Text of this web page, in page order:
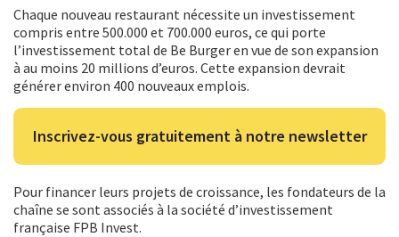
Chaque nouveau restaurant nécessite un investissement
compris entre 500.000 et 700.000 euros, ce qui porte
l’investissement total de Be Burger en vue de son expansion
à au moins 20 millions d’euros. Cette expansion devrait
générer environ 400 nouveaux emplois.
Inscrivez-vous gratuitement à notre newsletter
Pour financer leurs projets de croissance, les fondateurs de la
chaîne se sont associés à la société d’investissement
française FPB Invest.